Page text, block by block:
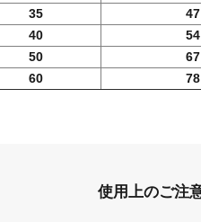
35
40
50
60
使用上のご注